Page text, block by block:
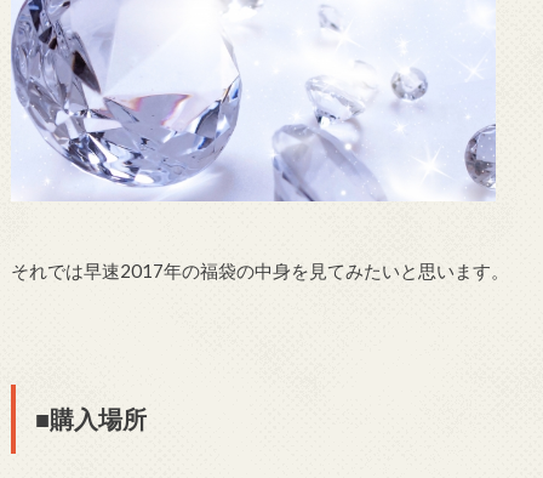
それでは早速2017年の福袋の中身を見てみたいと思います。
■購入場所